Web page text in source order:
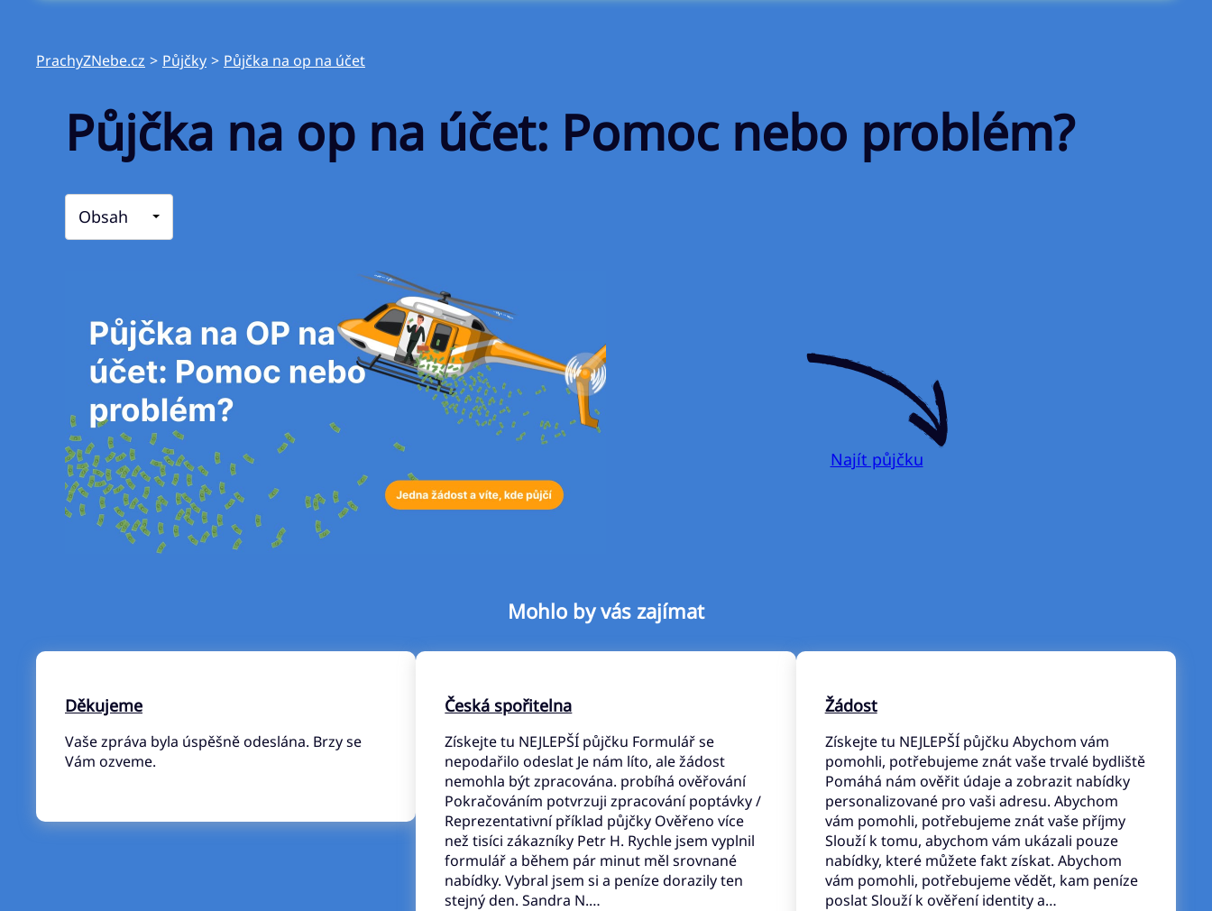
PrachyZNebe.cz > Půjčky > Půjčka na op na účet
Půjčka na op na účet: Pomoc nebo problém?
Obsah
Najít půjčku
Mohlo by vás zajímat
Děkujeme
Vaše zpráva byla úspěšně odeslána. Brzy se
Vám ozveme.
Česká spořitelna
Získejte tu NEJLEPŠÍ půjčku Formulář se
nepodařilo odeslat Je nám líto, ale žádost
nemohla být zpracována. probíhá ověřování
Pokračováním potvrzuji zpracování poptávky /
Reprezentativní příklad půjčky Ověřeno více
než tisíci zákazníky Petr H. Rychle jsem vyplnil
formulář a během pár minut měl srovnané
nabídky. Vybral jsem si a peníze dorazily ten
stejný den. Sandra N.…
Žádost
Získejte tu NEJLEPŠÍ půjčku Abychom vám
pomohli, potřebujeme znát vaše trvalé bydliště
Pomáhá nám ověřit údaje a zobrazit nabídky
personalizované pro vaši adresu. Abychom
vám pomohli, potřebujeme znát vaše příjmy
Slouží k tomu, abychom vám ukázali pouze
nabídky, které můžete fakt získat. Abychom
vám pomohli, potřebujeme vědět, kam peníze
poslat Slouží k ověření identity a…